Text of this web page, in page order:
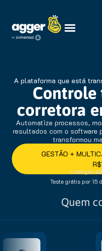
A plataforma que está
Controle
corretora
Automatize processos,
resultados com o software
transformou
GESTÃO +
Licenças
Teste grátis por 15
Quem